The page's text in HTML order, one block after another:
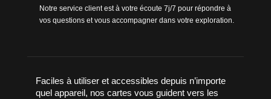
Notre service client est à votre écoute 7j/7 pour répondre à
vos questions et vous accompagner dans votre exploration.
Faciles à utiliser et accessibles depuis n’importe
quel appareil, nos cartes vous guident vers les